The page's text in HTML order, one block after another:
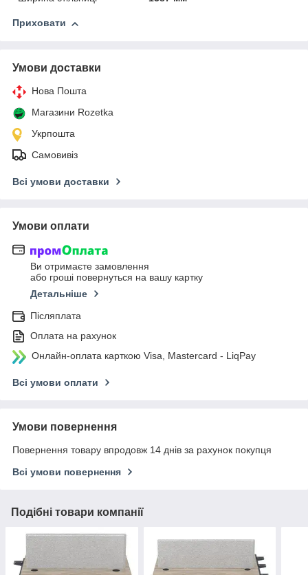
Приховати
Умови доставки
Нова Пошта
Магазини Rozetka
Укрпошта
Самовивіз
Всі умови доставки
Умови оплати
Ви отримаєте замовлення
або гроші повернуться на вашу картку
Детальніше
Післяплата
Оплата на рахунок
Онлайн-оплата карткою Visa, Mastercard - LiqPay
Всі умови оплати
Умови повернення
Повернення товару впродовж 14 днів за рахунок покупця
Всі умови повернення
Подібні товари компанії